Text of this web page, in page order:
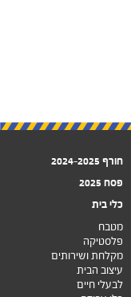
חורף 2024-2025
פסח 2025
כלי בית
מטבח
פלסטיקה
מקלחת ושירותים
עיצוב הבית
לבעלי חיים